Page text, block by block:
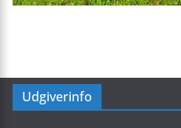
Udgiverinfo